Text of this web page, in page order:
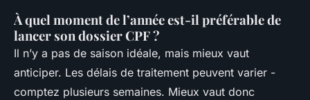
À quel moment de l’année est-il préférable de
lancer son dossier CPF ?
Il n’y a pas de saison idéale, mais mieux vaut
anticiper. Les délais de traitement peuvent varier -
comptez plusieurs semaines. Mieux vaut donc